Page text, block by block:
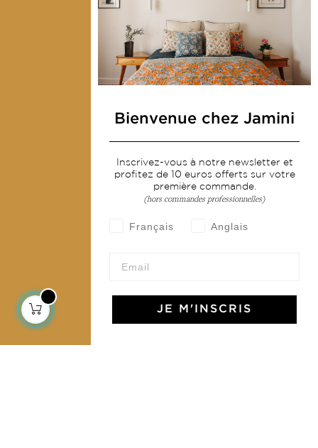
Collections
Déco & Linge de maison
Linge de table
Sacs & pochettes
Services
Livraison & retour
CGV
Devenir revendeur
L'Art de Vivre Jamini
Bienvenue chez Jamini
Inscrivez-vous à notre newsletter et
profitez de 10 euros offerts sur votre
première commande.
(hors commandes professionnelles)
Français Anglais
JE M'INSCRIS